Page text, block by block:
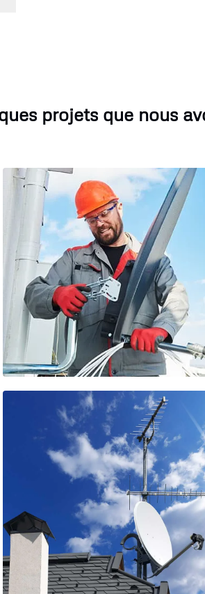
projets que nous